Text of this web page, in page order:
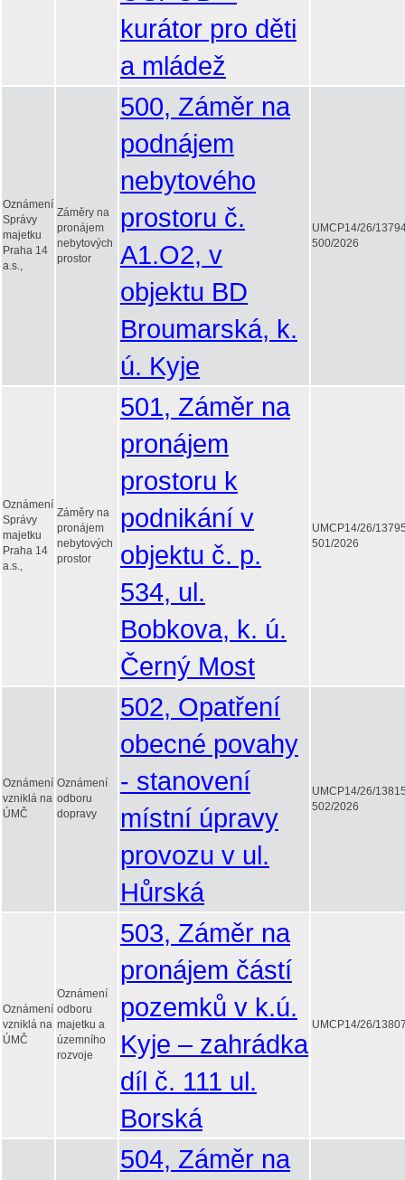
kurátor pro děti
a mládež
Oznámení
Správy
majetku
Praha 14
a.s.,
Záměry na
pronájem
nebytových
prostor
500, Záměr na
podnájem
nebytového
prostoru č.
A1.O2, v
objektu BD
Broumarská, k.
ú. Kyje
UMCP14/26/
500/2026
Oznámení
Správy
majetku
Praha 14
a.s.,
Záměry na
pronájem
nebytových
prostor
501, Záměr na
pronájem
prostoru k
podnikání v
objektu č. p.
534, ul.
Bobkova, k. ú.
Černý Most
UMCP14/26/
501/2026
Oznámení
vzniklá na
ÚMČ
Oznámení
odboru
dopravy
502, Opatření
obecné povahy
- stanovení
místní úpravy
provozu v ul.
Hůrská
UMCP14/26/
502/2026
Oznámení
vzniklá na
ÚMČ
Oznámení
odboru
majetku a
územního
rozvoje
503, Záměr na
pronájem částí
pozemků v k.ú.
Kyje – zahrádka
díl č. 111 ul.
Borská
UMCP14/26/
504, Záměr na